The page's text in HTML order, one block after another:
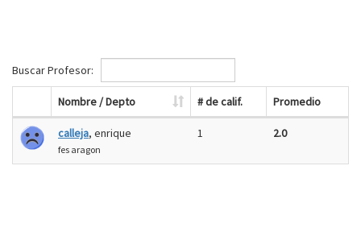
Buscar Profesor:
Nombre / Depto # de calif. Promedio
calleja, enrique
fes aragon
1 2.0